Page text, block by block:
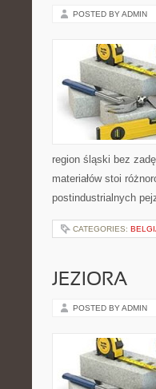
POSTED BY ADMIN
region śląski bez
materiałów stoi
postindustrialnych
CATEGORIES:
JEZIORA
POSTED BY ADMIN